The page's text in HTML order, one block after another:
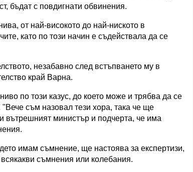
бъдат с повдигнати обвинения.
от най-високото до най-ниското в
като по този начин е съдействала да се
незабавно след встъпването му в
край Варна.
по този казус, до което може и трябва да се
"Вече съм назовал тези хора, така че ще
вътрешният министър и подчерта, че има
имам съмнение, ще настоява за експертизи,
съмнения или колебания.